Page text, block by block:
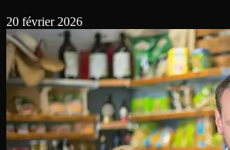
20 février 2026